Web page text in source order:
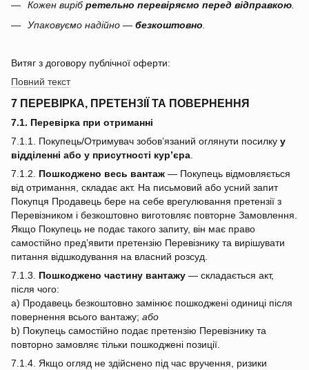
Кожен вирібретельно перевіряємо перед відправкою.
Упаковуємо надійно — безкоштовно
Витяг з договору публічної оферти:
Повний текст
7 ПЕРЕВІРКА, ПРЕТЕНЗІЇ ТА ПОВЕРНЕННЯ
7.1. Перевірка при отриманні
7.1.1. Покупець/Отримувач зобов’язаний оглянути посилку у
відділенні або у присутності кур’єра
7.1.2. Пошкоджено весь вантаж — Покупець відмовляється
від отримання, складає акт. На письмовий або усний запит
Покупця Продавець бере на себе врегулювання претензії з
Перевізником і безкоштовно виготовляє повторне Замовлення.
Якщо Покупець не подає такого запиту, він має право
самостійно пред’явити претензію Перевізнику та вирішувати
питання відшкодування на власний розсуд.
7.1.3. Пошкоджено частину вантажу — складається акт,
після чого:
a) Продавець безкоштовно замінює пошкоджені одиниці після
повернення всього вантажу; або
b) Покупець самостійно подає претензію Перевізнику та
повторно замовляє тільки пошкоджені позиції.
7.1.4. Якщо огляд не здійснено під час вручення, ризики